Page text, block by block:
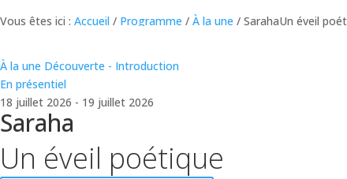
Vous êtes ici : Accueil / Programme / À la une / SarahaUn éveil
À la une Découverte - Introduction
En présentiel
18 juillet 2026 - 19 juillet 2026
Saraha
Un éveil poétique